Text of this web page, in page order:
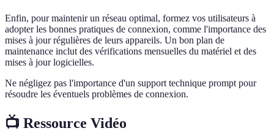
Enfin, pour maintenir un réseau optimal, formez vos utilisateurs à
adopter les bonnes pratiques de connexion, comme l'importance des
mises à jour régulières de leurs appareils. Un bon plan de
maintenance inclut des vérifications mensuelles du matériel et des
mises à jour logicielles.
Ne négligez pas l'importance d'un support technique prompt pour
résoudre les éventuels problèmes de connexion.
📺 Ressource Vidéo